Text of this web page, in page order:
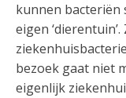
kunnen bacteriën
eigen
bezoek gaat niet
eigenlijk